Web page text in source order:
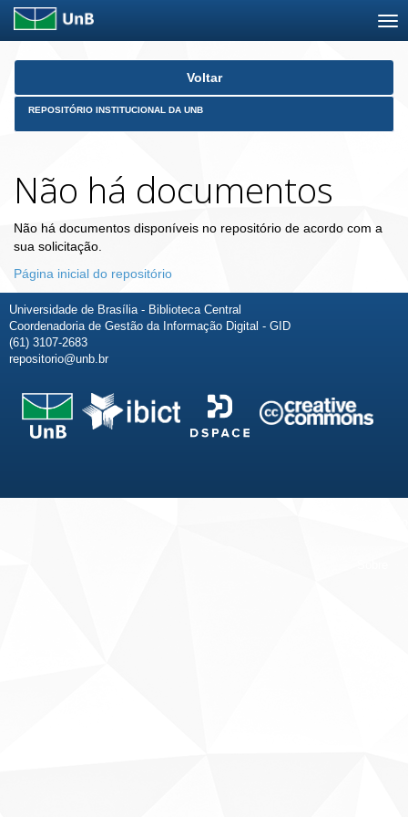
Skip
Voltar
REPOSITÓRIO INSTITUCIONAL DA UNB
Não há documentos
Não há documentos disponíveis no repositório de acordo com a
sua solicitação.
Página inicial do repositório
Universidade de Brasília - Biblioteca Central
Coordenadoria de Gestão da Informação Digital - GID
(61) 3107-2683
repositorio@unb.br